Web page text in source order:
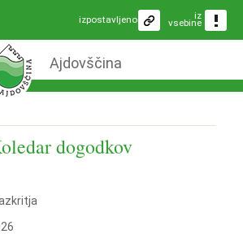
iz
vsebine
izpostavljeno
Ajdovščina
dogodkov